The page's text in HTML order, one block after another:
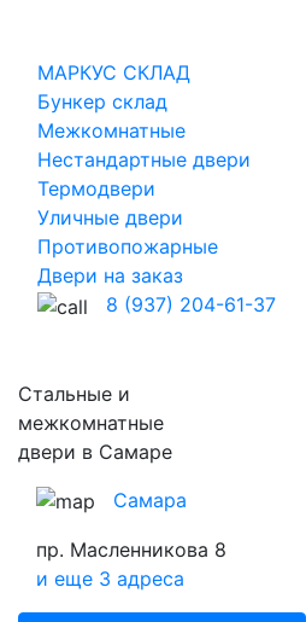
МАРКУС СКЛАД
Бункер склад
Межкомнатные
Нестандартные двери
Термодвери
Уличные двери
Противопожарные
Двери на заказ
8 (937) 204-61-37
Стальные и
межкомнатные
двери в Самаре
Самара
пр. Масленникова 8
и еще 3 адреса